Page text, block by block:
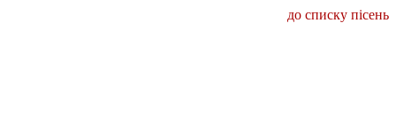
до списку пісень